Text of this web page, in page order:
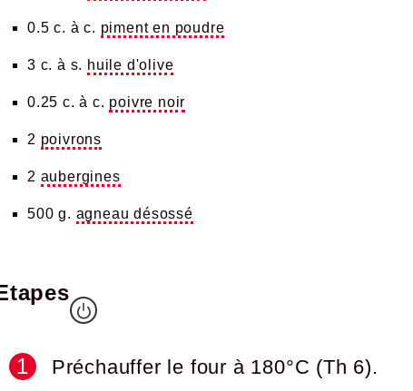
0.5 c. à c. piment en poudre
3 c. à s. huile d'olive
0.25 c. à c. poivre noir
2 poivrons
2 aubergines
500 g. agneau désossé
Etapes
Préchauffer le four à 180°C (Th 6).